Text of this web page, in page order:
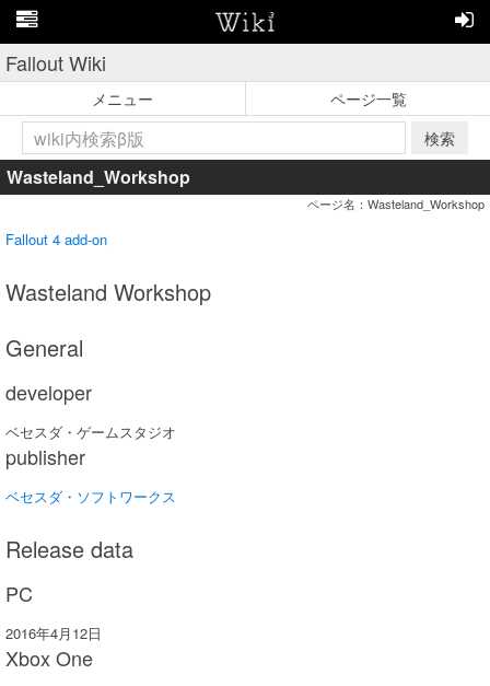
Fallout Wiki
メニュー
ページ一覧
検索
Wasteland_Workshop
ページ名：Wasteland_Workshop
Fallout 4 add-on
Wasteland Workshop
General
developer
ベセスダ・ゲームスタジオ
publisher
ベセスダ・ソフトワークス
Release data
PC
2016年4月12日
Xbox One